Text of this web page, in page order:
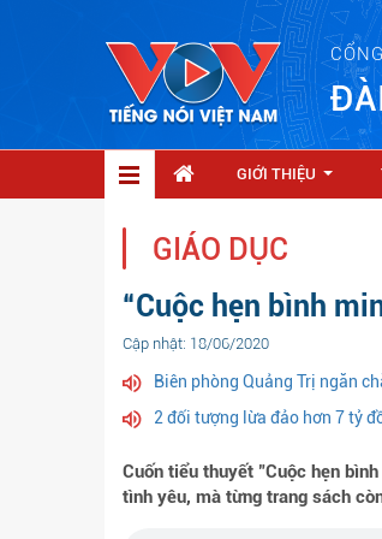
GIỚI THIỆU
GIÁO DỤC
“Cuộc hẹn bình
Cập nhật: 18/06/2020
Biên phòng Quảng Trị ngăn
2 đối tượng lừa đảo hơn 7 tỷ
Cuốn tiểu thuyết "Cuộc hẹn
tình yêu, mà từng trang sách